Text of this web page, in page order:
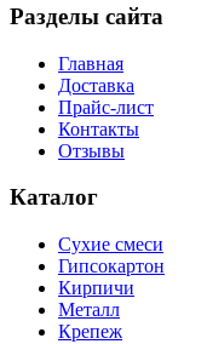
Разделы сайта
Главная
Доставка
Прайс-лист
Контакты
Отзывы
Каталог
Сухие смеси
Гипсокартон
Кирпичи
Металл
Крепеж